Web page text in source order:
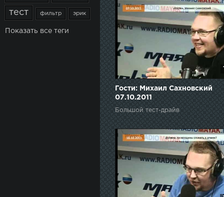
тест фильтр эрик
Показать все теги
Гости: Михаил Сахновский
07.10.2011
Большой тест-драйв